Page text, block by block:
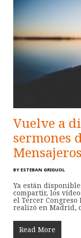
Vuelve a
sermones
BY ESTEBAN GRIGUOL
Ya están
compartir, los
el Tercer Congreso
realizó en Madrid,
Read More